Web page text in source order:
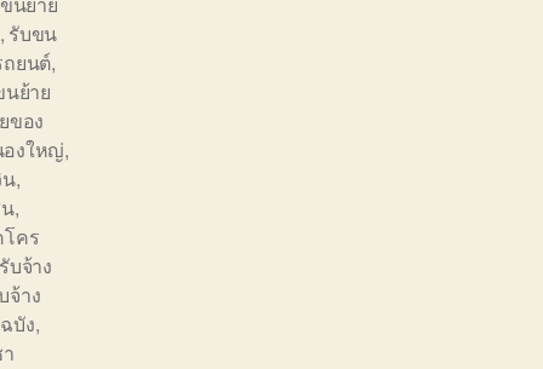
, รับขน
ยนต์,
นย้าย
ของ
องใหญ่,
,
,
คร
บจ้าง
จ้าง
บัง,